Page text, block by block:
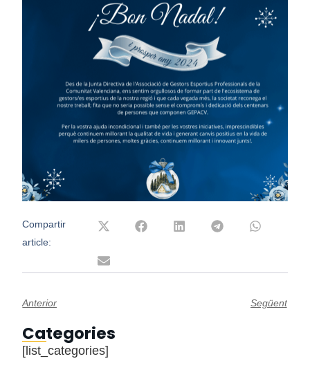
Compartir
article:
Anterior Següent
Categories
[list_categories]